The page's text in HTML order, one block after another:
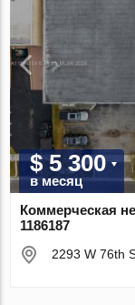
$ 5 300
в месяц
Коммерческая
1186187
2293 W 76th